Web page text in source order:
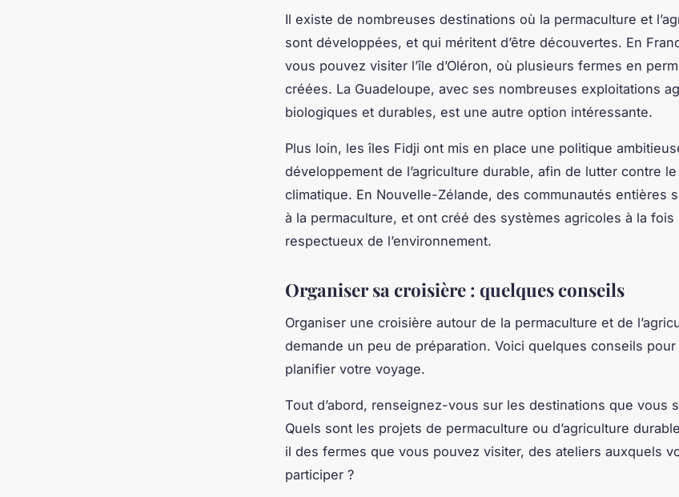
Il existe de nombreuses destinations où la permaculture et
sont développées, et qui méritent d’être découvertes. En
vous pouvez visiter l’île d’Oléron, où plusieurs fermes en
créées. La Guadeloupe, avec ses nombreuses exploitations
biologiques et durables, est une autre option intéressante.
Plus loin, les îles Fidji ont mis en place une politique
développement de l’agriculture durable, afin de lutter contre
climatique. En Nouvelle-Zélande, des communautés entières
à la permaculture, et ont créé des systèmes agricoles à la
respectueux de l’environnement.
Organiser sa croisière : quelques conseils
Organiser une croisière autour de la permaculture et de
demande un peu de préparation. Voici quelques conseils
planifier votre voyage.
Tout d’abord, renseignez-vous sur les destinations que vous
Quels sont les projets de permaculture ou d’agriculture
il des fermes que vous pouvez visiter, des ateliers auxquels
participer ?